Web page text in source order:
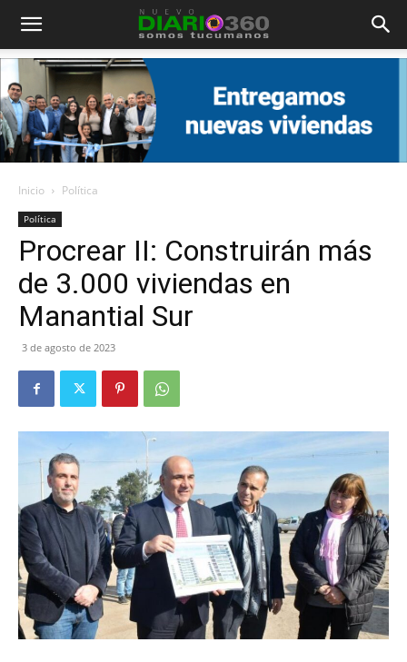
Diario
360
Inicio Política
Política
Procrear II: Construirán más
de 3.000 viviendas en
Manantial Sur
3 de agosto de 2023